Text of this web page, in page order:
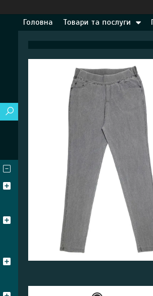
Головна Товари та послуги